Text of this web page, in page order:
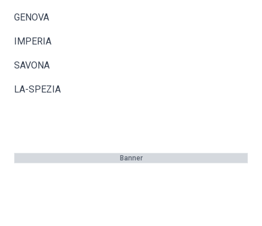
GENOVA
IMPERIA
SAVONA
LA-SPEZIA
Banner